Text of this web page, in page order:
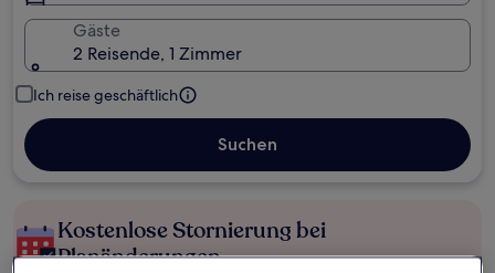
Gäste
2 Reisende, 1 Zimmer
Ich reise geschäftlich
Suchen
Kostenlose Stornierung bei
Planänderungen